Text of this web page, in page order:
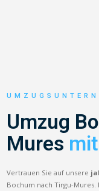
Umzug
Mures
Vertrauen Sie auf unsere
Bochum nach Tirgu-